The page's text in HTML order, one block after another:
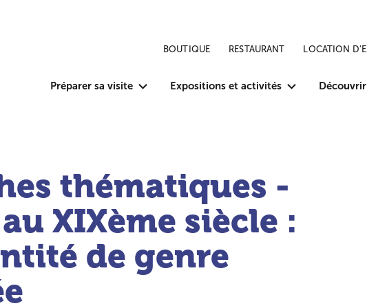
Préparer sa visite Expositions et activités
BOUTIQUE RESTAURANT LOCATION
thématiques -
XIXème siècle :
de genre